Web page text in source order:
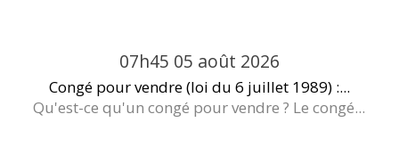
07h45 05 août 2026
Congé pour vendre (loi du 6 juillet 1989) :...
Qu'est-ce qu'un congé pour vendre ? Le congé...